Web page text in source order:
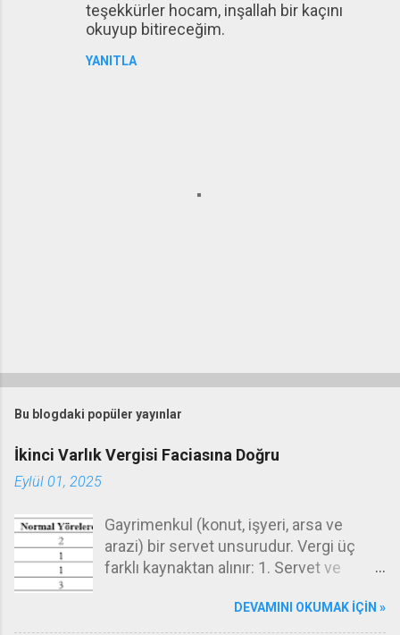
teşekkürler hocam, inşallah bir kaçını
okuyup bitireceğim.
YANITLA
Y
o
r
G
ö
d
r
Bu blogdaki popüler yayınlar
İkinci Varlık Vergisi Faciasına Doğru
Eylül 01, 2025
Gayrimenkul (konut, işyeri, arsa ve
arazi) bir servet unsurudur. Vergi üç
farklı kaynaktan alınır: 1. Servet ve
değerli konut vergisi, veraset ve intikal
DEVAMINI OKUMAK IÇIN »